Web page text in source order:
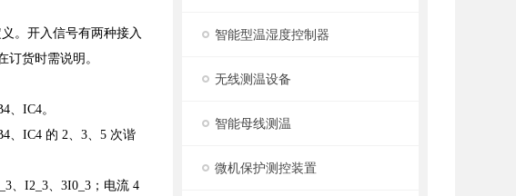
智能型温湿度控制器
无线测温设备
智能母线测温
微机保护测控装置
。开入信号有两种接入
货时需说明。
、IC4。
、IC4 的 2、3、5 次谐
、I2_3、3I0_3；电流 4